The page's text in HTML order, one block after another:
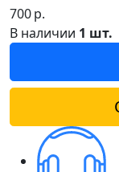
700р.
В наличии 1 шт.